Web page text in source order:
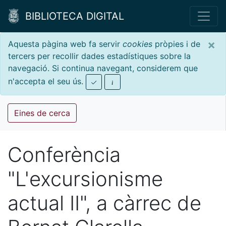
BIBLIOTECA DIGITAL
×
Aquesta pàgina web fa servir cookies pròpies i de
tercers per recollir dades estadístiques sobre la
navegació. Si continua navegant, considerem que
n'accepta el seu ús.
Eines de cerca
Conferència
"L'excursionisme
actual II", a càrrec de